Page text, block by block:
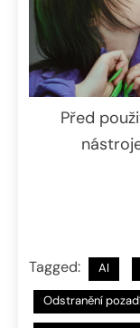
Před
Tagged: AI
Odstranění